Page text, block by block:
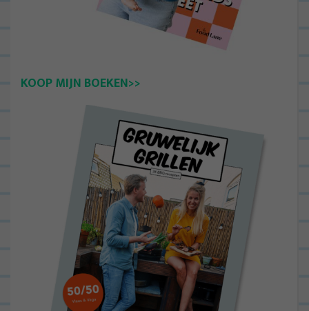
KOOP MIJN BOEKEN>>